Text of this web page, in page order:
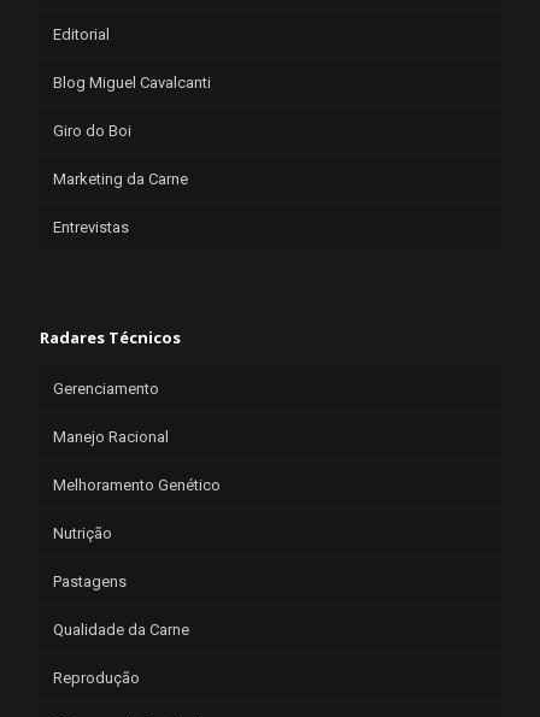
Editorial
Blog Miguel Cavalcanti
Giro do Boi
Marketing da Carne
Entrevistas
Radares Técnicos
Gerenciamento
Manejo Racional
Melhoramento Genético
Nutrição
Pastagens
Qualidade da Carne
Reprodução